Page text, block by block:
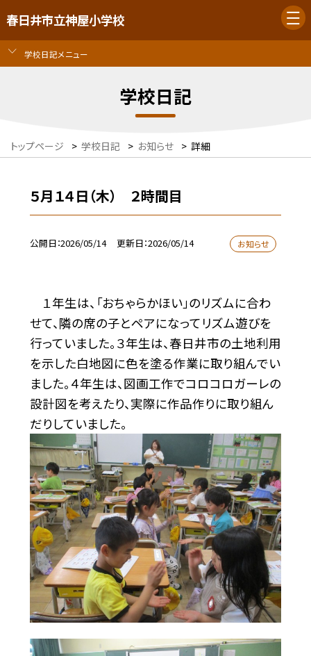
春日井市立神屋小学校
学校日記メニュー
学校日記
トップページ > 学校日記 > お知らせ > 詳細
５月１４日（木） ２時間目
公開日 2026/05/14 更新日 2026/05/14 お知らせ
１年生は、「おちゃらかほい」のリズムに合わ
せて、隣の席の子とペアになってリズム遊びを
行っていました。３年生は、春日井市の土地利用
を示した白地図に色を塗る作業に取り組んでい
ました。４年生は、図画工作でコロコロガーレの
設計図を考えたり、実際に作品作りに取り組ん
だりしていました。